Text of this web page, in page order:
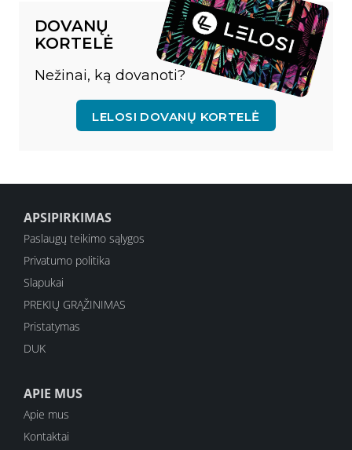
DOVANŲ
KORTELĖ
Nežinai, ką dovanoti?
LELOSI DOVANŲ KORTELĖ
APSIPIRKIMAS
Paslaugų teikimo sąlygos
Privatumo politika
Slapukai
PREKIŲ GRĄŽINIMAS
Pristatymas
DUK
APIE MUS
Apie mus
Kontaktai
PRISIJUNK PRIE LELOSI ŠEIMOS